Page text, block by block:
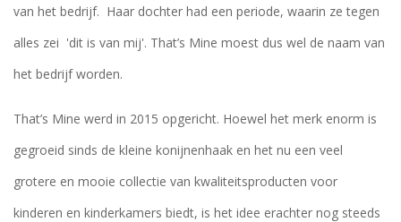
van het bedrijf. Haar dochter had een periode, waarin ze tegen
alles zei 'dit is van mij'. That’s Mine moest dus wel de naam van
het bedrijf worden.
That’s Mine werd in 2015 opgericht. Hoewel het merk enorm is
gegroeid sinds de kleine konijnenhaak en het nu een veel
grotere en mooie collectie van kwaliteitsproducten voor
kinderen en kinderkamers biedt, is het idee erachter nog steeds